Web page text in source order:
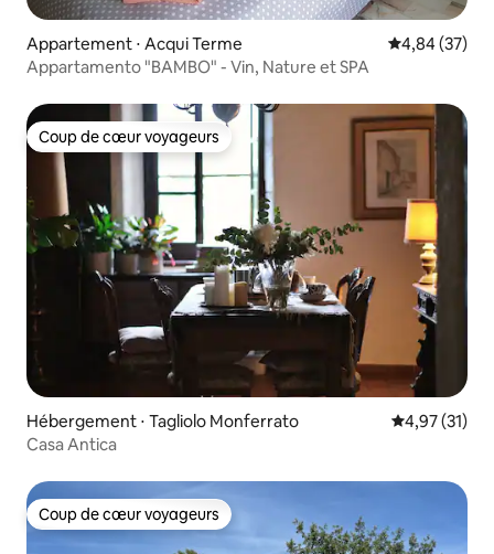
Appartement ⋅ Acqui Terme Évaluation
4,84 (37)
Appartamento "BAMBO" - Vin, Nature et SPA
Coup de cœur voyageurs
Coup de cœur voyageurs
Hébergement ⋅ Tagliolo Monferrato Évaluation
4,97 (31)
Casa Antica
Coup de cœur voyageurs
Coup de cœur voyageurs